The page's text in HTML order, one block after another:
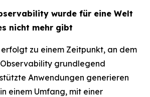
wurde für eine Welt
nicht mehr gibt
zu einem Zeitpunkt, an dem
grundlegend
Anwendungen generieren
einem Umfang, mit einer